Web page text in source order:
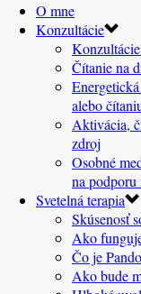
O mne
Konzultácie
Čítanie na
alebo
Aktivácia,
zdroj
Osobné
na podporu
Svetelná terapia
Skúsenosť
Ako
Čo je
Ako bude